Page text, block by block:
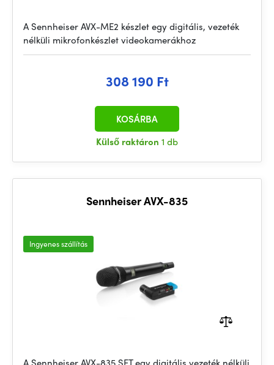
A Sennheiser AVX-ME2 készlet egy digitális, vezeték
nélküli mikrofonkészlet videokamerákhoz
308 190 Ft
Külső raktáron 1 db
KOSÁRBA
Sennheiser AVX-835
Ingyenes szállítás